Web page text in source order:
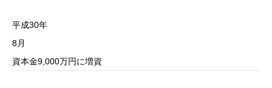
平成30年
8月
資本金9,000万円に増資